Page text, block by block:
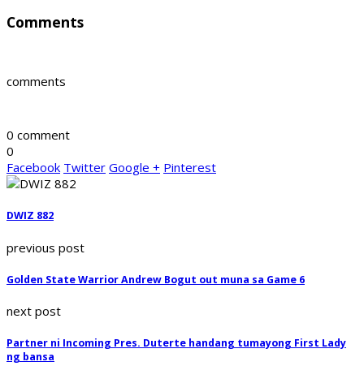
Comments
comments
0 comment
0
Facebook Twitter Google + Pinterest
DWIZ 882
previous post
Golden State Warrior Andrew Bogut out muna sa Game 6
next post
Partner ni Incoming Pres. Duterte handang tumayong First Lady
ng bansa